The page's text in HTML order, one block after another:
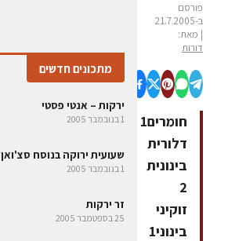
פורסם
ב-21.7.2005
| מאת:
דורות
חומרים1
דלורית
בינונית
2
זוקיני
בינוני1
מתכונים חדשים
ירקות – אנטי פסטי
1 בנובמבר 2005
שעועית ירוקה בנוסח סצ'ואן
1 בנובמבר 2005
זר ירקות
25 בספטמבר 2005